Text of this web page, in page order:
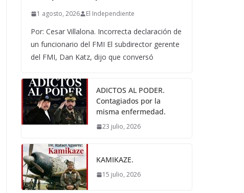
1 agosto, 2026 El Independiente
Por: Cesar Villalona. Incorrecta declaración de
un funcionario del FMI El subdirector gerente
del FMI, Dan Katz, dijo que conversó
ADICTOS AL PODER.
Contagiados por la
misma enfermedad.
23 julio, 2026
KAMIKAZE.
15 julio, 2026